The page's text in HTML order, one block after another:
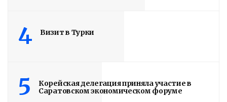
4 Визит в Турки
5
Корейская делегация приняла участие в
Саратовском экономическом форуме
Read More